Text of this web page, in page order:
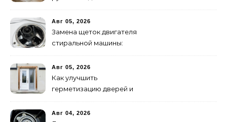
Авг 05, 2026
Замена щеток двигателя
стиральной машины:
Авг 05, 2026
Как улучшить
герметизацию дверей и
способов
Авг 04, 2026